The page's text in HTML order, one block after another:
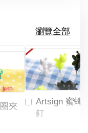
瀏覽全部
夾
Artsign 蜜蜂
釘